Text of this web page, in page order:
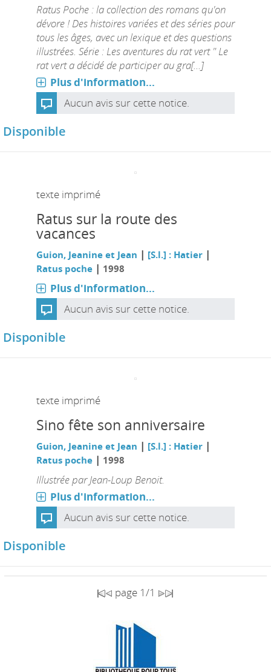
Ratus Poche : la collection des romans qu'on
dévore ! Des histoires variées et des séries pour
tous les âges, avec un lexique et des questions
illustrées. Série : Les aventures du rat vert " Le
rat vert a décidé de participer au gra[...]
Plus d'information...
Aucun avis sur cette notice.
Disponible
texte imprimé
Ratus sur la route des
vacances
Guion, Jeanine et Jean | [S.l.] : Hatier|
Ratus poche| 1998
Plus d'information...
Aucun avis sur cette notice.
Disponible
texte imprimé
Sino fête son anniversaire
Guion, Jeanine et Jean | [S.l.] : Hatier|
Ratus poche| 1998
Illustrée par Jean-Loup Benoit.
Plus d'information...
Aucun avis sur cette notice.
Disponible
page 1/1